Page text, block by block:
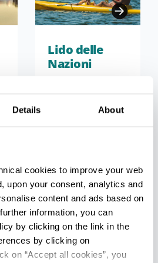
Details About
cookies to improve your web
upon your consent, analytics and
content and ads based on
information, you can
by clicking on the link in the
by clicking on
on “Accept all cookies”, you
Lido delle
Nazioni
e Accoglienza Turistica